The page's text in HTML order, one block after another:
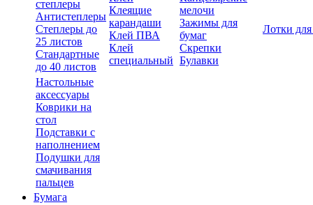
степлеры
Антистеплеры
Степлеры до
25 листов
Стандартные
до 40 листов
Клеящие
карандаши
Клей ПВА
Клей
специальный
мелочи
Зажимы для
бумаг
Скрепки
Булавки
Лотки
Настольные
аксессуары
Коврики на
стол
Подставки с
наполнением
Подушки для
смачивания
пальцев
Бумага